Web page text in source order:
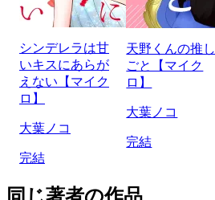
シンデレラは甘
いキスにあらが
えない【マイク
ロ】
大葉ノコ
完結
天野くんの推し
ごと【マイク
ロ】
大葉ノコ
完結
同じ著者の作品